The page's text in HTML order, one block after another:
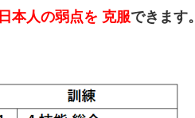
日本人の弱点を 克服できます。